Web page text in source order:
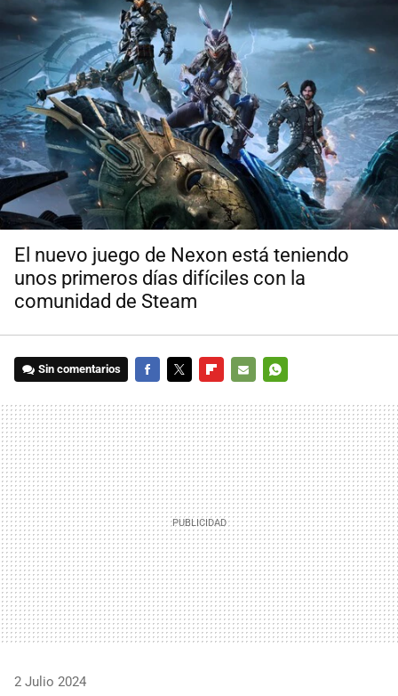
El nuevo juego de Nexon está teniendo
unos primeros días difíciles con la
comunidad de Steam
Sin comentarios
MAIL
2 Julio 2024